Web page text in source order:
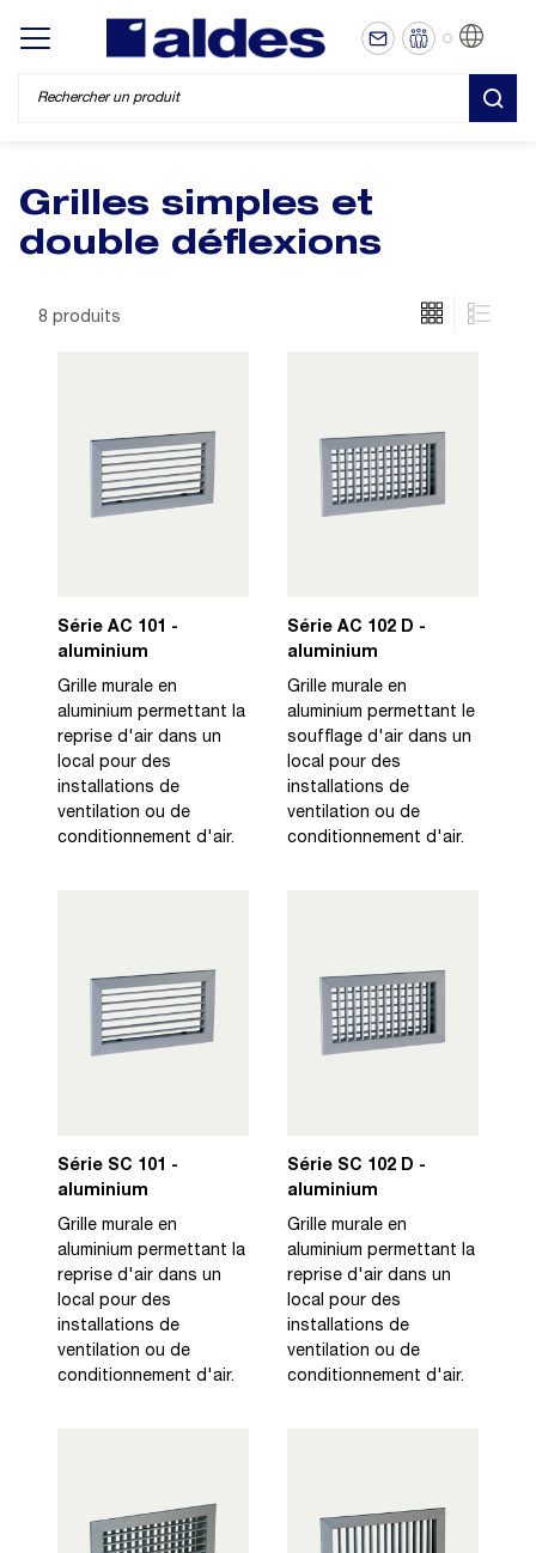
Display/hide main menu
Grilles simples et
double déflexions
8 produits
Série AC 101 -
aluminium
Grille murale en
aluminium permettant la
reprise d'air dans un
local pour des
installations de
ventilation ou de
conditionnement d'air.
Série AC 102 D -
aluminium
Grille murale en
aluminium permettant le
soufflage d'air dans un
local pour des
installations de
ventilation ou de
conditionnement d'air.
Série SC 101 -
aluminium
Grille murale en
aluminium permettant la
reprise d'air dans un
local pour des
installations de
ventilation ou de
conditionnement d'air.
Série SC 102 D -
aluminium
Grille murale en
aluminium permettant la
reprise d'air dans un
local pour des
installations de
ventilation ou de
conditionnement d'air.